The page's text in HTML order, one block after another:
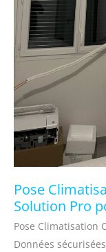
Pose
Solution Pro
Pose Climatisation
Données